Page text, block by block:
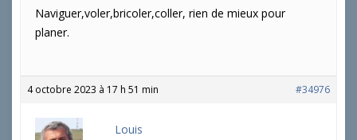
Naviguer,voler,bricoler,coller, rien de mieux pour
planer.
4 octobre 2023 à 17 h 51 min #34976
Louis